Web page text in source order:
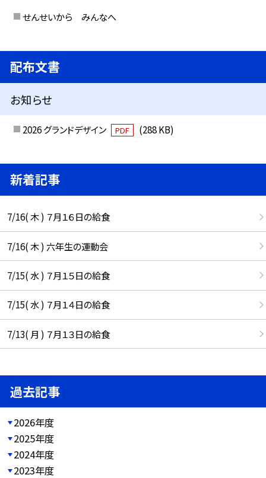
せんせいから みんなへ
配布文書
お知らせ
2026 グランドデザイン PDF (288 KB)
新着記事
7/16( 木 ) ７月１６日の給食
7/16( 木 ) 六年生の運動会
7/15( 水 ) ７月１５日の給食
7/15( 水 ) ７月１４日の給食
7/13( 月 ) ７月１３日の給食
過去記事
2026年度
2025年度
2024年度
2023年度